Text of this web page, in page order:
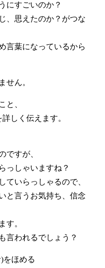
にすごいのか？
、思えたのか？がつな
言葉になっているから
せん。
と、
しく伝えます。
ですが、
っしゃいますね？
いらっしゃるので、
と言うお気持ち、信念
す。
言われるでしょう？
ほめる